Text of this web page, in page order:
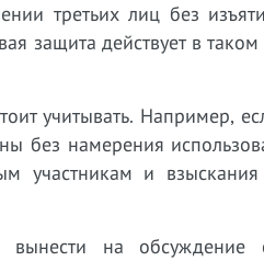
третьих лиц без
защита действует в таком
учитывать. Например,
без намерения
участникам и
на обсуждение